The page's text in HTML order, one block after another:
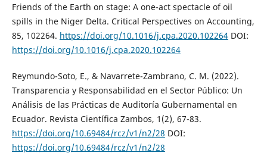
Friends of the Earth on stage: A one-act spectacle of oil
spills in the Niger Delta. Critical Perspectives on Accounting,
85, 102264. https://doi.org/10.1016/j.cpa.2020.102264DOI:
https://doi.org/10.1016/j.cpa.2020.102264
Reymundo-Soto, E., & Navarrete-Zambrano, C. M. (2022).
Transparencia y Responsabilidad en el Sector Público: Un
Análisis de las Prácticas de Auditoría Gubernamental en
Ecuador. Revista Científica Zambos, 1(2), 67-83.
https://doi.org/10.69484/rcz/v1/n2/28 DOI:
https://doi.org/10.69484/rcz/v1/n2/28